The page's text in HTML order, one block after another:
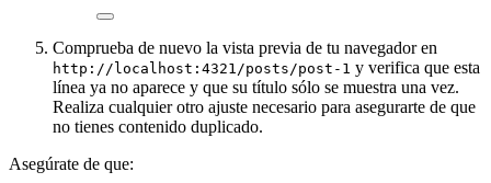
Comprueba de nuevo la vista previa de tu navegador en
http://localhost:4321/posts/post-1 y verifica que esta
línea ya no aparece y que su título sólo se muestra una vez.
Realiza cualquier otro ajuste necesario para asegurarte de que
no tienes contenido duplicado.
Asegúrate de que: